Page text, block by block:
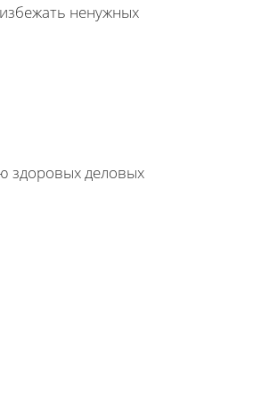
ненужных
здоровых деловых